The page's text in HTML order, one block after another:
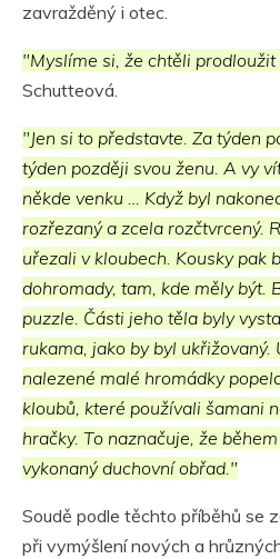
zavražděný i otec.
"Myslíme si, že chtěli
Schutteová.
"Jen si to představte. Za týden
týden později svou ženu. A vy
někde venku … Když byl
rozřezaný a zcela rozčtvrcený.
uřezali v kloubech. Kousky pak
dohromady, tam, kde měly být.
puzzle. Části jeho těla byly
rukama, jako by byl ukřižovaný.
nalezené malé hromádky
kloubů, které používali šamani
hračky. To naznačuje, že
vykonaný duchovní obřad."
Soudě podle těchto příběhů se
při vymýšlení nových a